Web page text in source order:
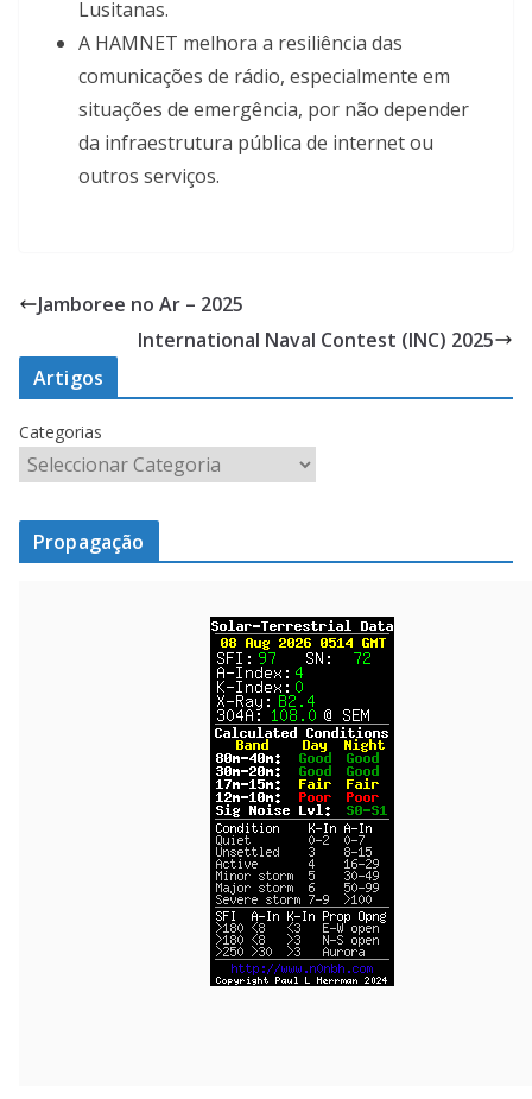
Lusitanas.
A HAMNET melhora a resiliência das
comunicações de rádio, especialmente em
situações de emergência, por não depender
da infraestrutura pública de internet ou
outros serviços.
Jamboree no Ar – 2025
International Naval Contest (INC) 2025
Artigos
Categorias
Propagação